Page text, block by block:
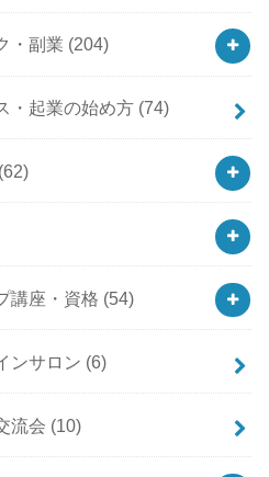
・副業 (204)
・起業の始め方 (74)
(62)
講座・資格 (54)
ンサロン (6)
流会 (10)